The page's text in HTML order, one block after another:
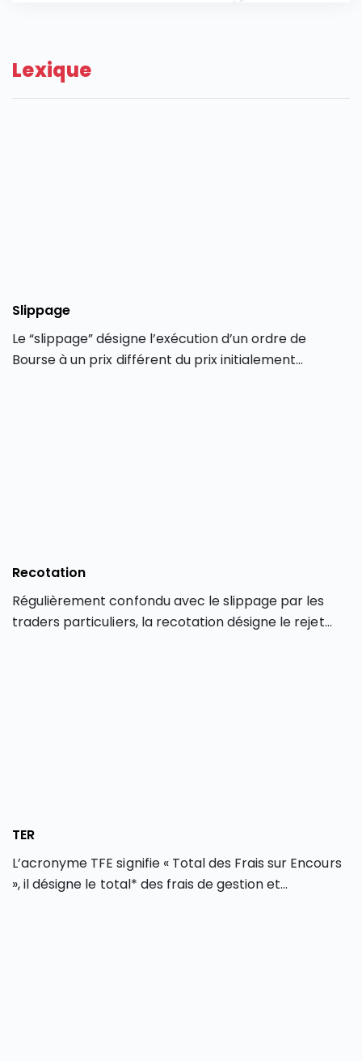
Lexique
Slippage
Le “slippage” désigne l’exécution d’un ordre de
Bourse à un prix différent du prix initialement
Recotation
Régulièrement confondu avec le slippage par les
traders particuliers, la recotation désigne le rejet
TER
L’acronyme TFE signifie « Total des Frais sur Encours
», il désigne le total* des frais de gestion et